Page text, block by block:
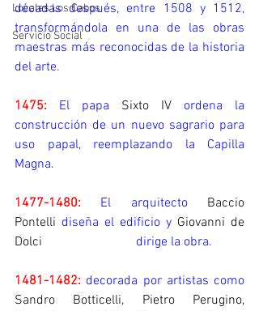
Locales Los Cabos
Servicio Social
décadas después, entre 1508 y 1512,
transformándola en una de las obras
maestras más reconocidas de la historia
del arte.
1475: El papa Sixto IV ordena la
construcción de un nuevo sagrario para
uso papal, reemplazando la Capilla
Magna.
1477-1480: El arquitecto Baccio
Pontelli diseña el edificio y Giovanni de
Dolci dirige la obra.
1481-1482:
Sandro Botticelli, Pietro Perugino,